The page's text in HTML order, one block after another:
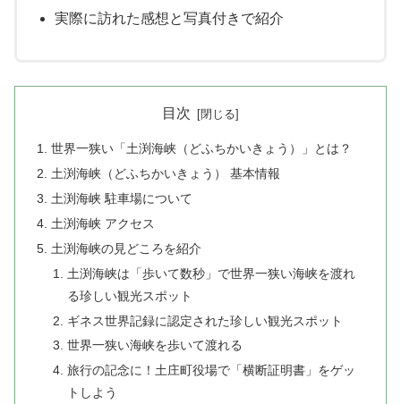
実際に訪れた感想と写真付きで紹介
目次
世界一狭い「土渕海峡（どふちかいきょう）」とは？
土渕海峡（どふちかいきょう） 基本情報
土渕海峡 駐車場について
土渕海峡 アクセス
土渕海峡の見どころを紹介
土渕海峡は「歩いて数秒」で世界一狭い海峡を渡れ
る珍しい観光スポット
ギネス世界記録に認定された珍しい観光スポット
世界一狭い海峡を歩いて渡れる
旅行の記念に！土庄町役場で「横断証明書」をゲッ
トしよう